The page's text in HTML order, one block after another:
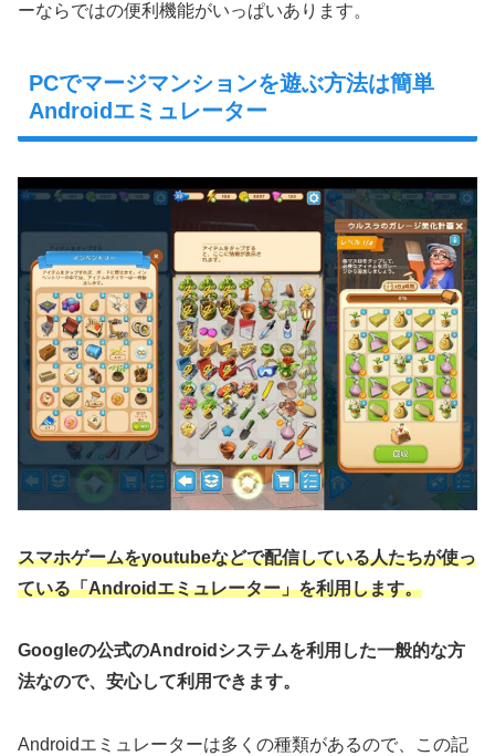
ーならではの便利機能がいっぱいあります。
PCでマージマンションを遊ぶ方法は簡単
Androidエミュレーター
スマホゲームをyoutubeなどで配信している人たちが使っ
ている「Androidエミュレーター」を利用します。
Googleの公式のAndroidシステムを利用した一般的な方
法なので、安心して利用できます。
Androidエミュレーターは多くの種類があるので、この記